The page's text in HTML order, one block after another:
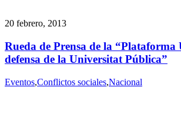
20 febrero, 2013
Rueda de Prensa de la “Plataforma
defensa de la Universitat Pública”
Eventos,Conflictos sociales,Nacional